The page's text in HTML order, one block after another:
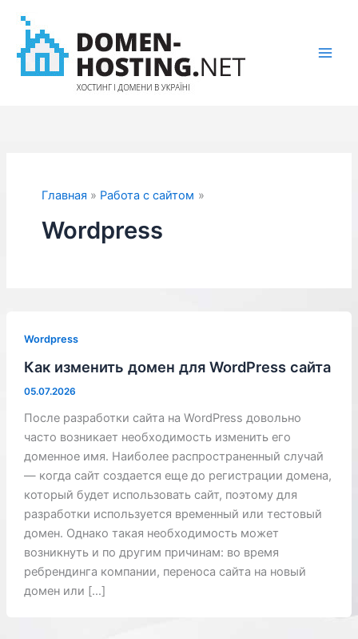
содержимому
Главная Работа с сайтом
Wordpress
Wordpress
Как изменить домен для WordPress сайта
05.07.2026
После разработки сайта на WordPress довольно
часто возникает необходимость изменить его
доменное имя. Наиболее распространенный случай
— когда сайт создается еще до регистрации домена,
который будет использовать сайт, поэтому для
разработки используется временный или тестовый
домен. Однако такая необходимость может
возникнуть и по другим причинам: во время
ребрендинга компании, переноса сайта на новый
домен или […]